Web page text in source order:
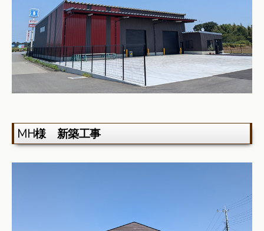
MH様 新築工事